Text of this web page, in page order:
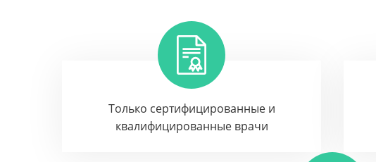
Только сертифицированные и
квалифицированные врачи